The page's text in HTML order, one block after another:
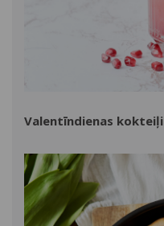
Valentīndienas kokteiļi